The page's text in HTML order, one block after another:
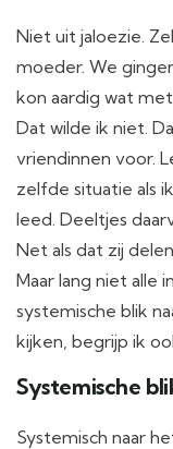
Niet uit jaloezie.
moeder. We
kon aardig wat
Dat wilde ik niet.
vriendinnen voor.
zelfde situatie als
leed. Deeltjes
Net als dat zij
Maar lang niet alle
systemische blik
kijken, begrijp ik
Systemische
Systemisch naar